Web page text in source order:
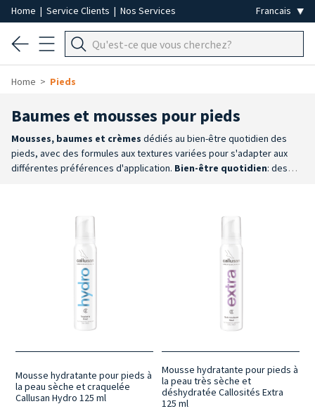
Home | Service Clients | Nos Services
Home Pieds
Baumes et mousses pour pieds
Mousses, baumes et crèmes dédiés au bien-être quotidien des
pieds, avec des formules aux textures variées pour s'adapter aux
différentes préférences d'application. Bien-être quotidien: des
absorption rapide, pour une application pratique, rapide et
Marques de référence
: les produits Laufwunder et les
mousses Callusan sont disponibles ; ils sont appréciés pour la qualité
de leurs formules et leur texture mousse exclusive.Pour un usage
professionnel et à domicile
: des produits idéaux aussi bien lors
des soins professionnels que pour l’entretien quotidien à la maison,
contribuant ainsi à prolonger le bien-être de la peau au fil du temps.
Mousse hydratante pour pieds à
la peau sèche et craquelée
Callusan Hydro 125 ml
Mousse hydratante pour pieds à
la peau très sèche et
déshydratée Callosités Extra
125 ml